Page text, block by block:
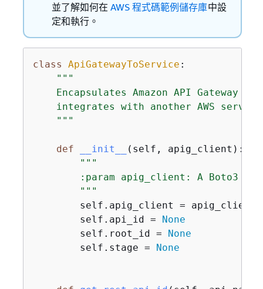
並了解如何在 AWS 程式碼範例儲存庫中設
定和執行。
class ApiGatewayToService :
"""
Encapsulates Amazon API Gateway
integrates with another AWS
    """
def __init__ ( self, apig_client ):
"""
:param apig_client: A Boto3
        """
        self.apig_client = apig_client
        self.api_id =
None
        self.root_id =
None
        self.stage =
None